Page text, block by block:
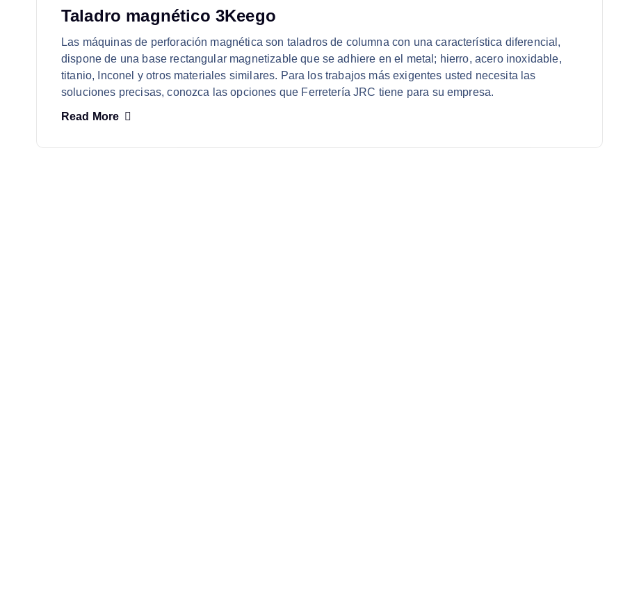
Taladro magnético 3Keego
Las máquinas de perforación magnética son taladros de columna con una característica diferencial,
dispone de una base rectangular magnetizable que se adhiere en el metal; hierro, acero inoxidable,
titanio, Inconel y otros materiales similares. Para los trabajos más exigentes usted necesita las
soluciones precisas, conozca las opciones que Ferretería JRC tiene para su empresa.
Read More